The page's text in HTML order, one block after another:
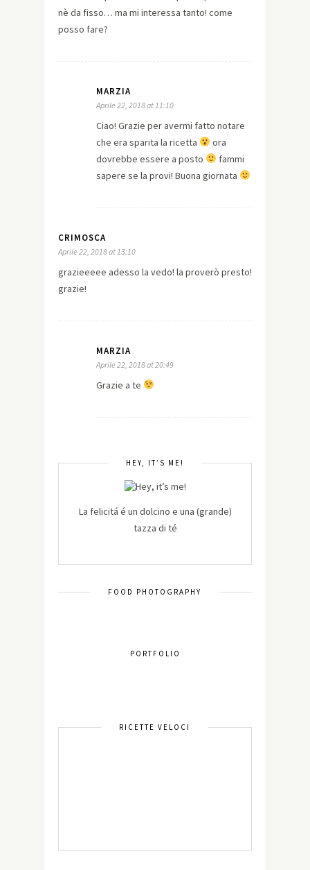
nè da fisso… ma mi interessa tanto! come
posso fare?
MARZIA
Aprile 22, 2018 at 11:10
Ciao! Grazie per avermi fatto notare
che era sparita la ricetta
ora
dovrebbe essere a posto
fammi
sapere se la provi! Buona giornata
CRIMOSCA
Aprile 22, 2018 at 13:10
grazieeeee adesso la vedo! la proverò presto!
grazie!
MARZIA
Aprile 22, 2018 at 20:49
Grazie a te
HEY, IT’S ME!
La felicitá é un dolcino e una (grande)
tazza di té
FOOD PHOTOGRAPHY
PORTFOLIO
RICETTE VELOCI